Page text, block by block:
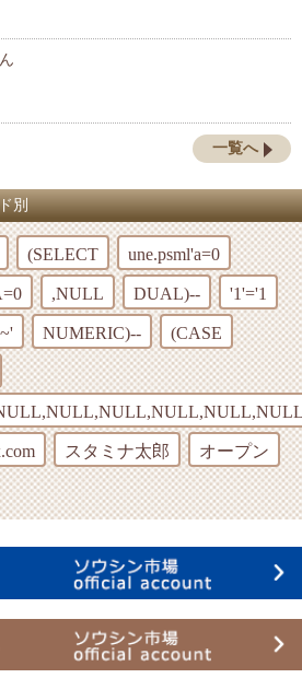
一覧へ
別
(SELECT une.psml'a=0
,NULL DUAL)-- '1'='1
NUMERIC)-- (CASE
スタミナ太郎 オープン